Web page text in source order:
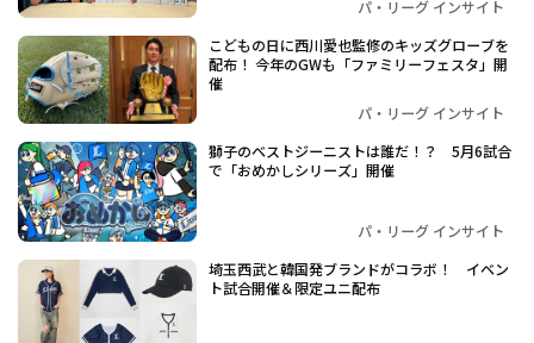
パ・リーグ インサイト
こどもの日に西川愛也監修のキッズグローブを
配布！ 今年のGWも「ファミリーフェスタ」開
催
パ・リーグ インサイト
獅子のベストジーニストは誰だ！？ 5月6試合
で「おめかしシリーズ」開催
パ・リーグ インサイト
埼玉西武と韓国発ブランドがコラボ！ イベン
ト試合開催＆限定ユニ配布